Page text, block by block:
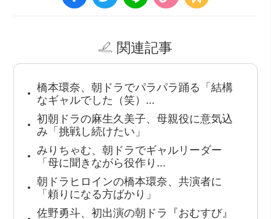
関連記事
橋本環奈、朝ドラでパラパラ踊る「結構
なギャルでした（笑）…
初朝ドラの麻生久美子、母親役に意気込
み「挑戦し続けたい」
みりちゃむ、朝ドラでギャルリーダー
「母に聞きながら役作り…
朝ドラヒロインの橋本環奈、共演者に
「頼りになる方ばかり」
佐野勇斗、初出演の朝ドラ『おむすび』